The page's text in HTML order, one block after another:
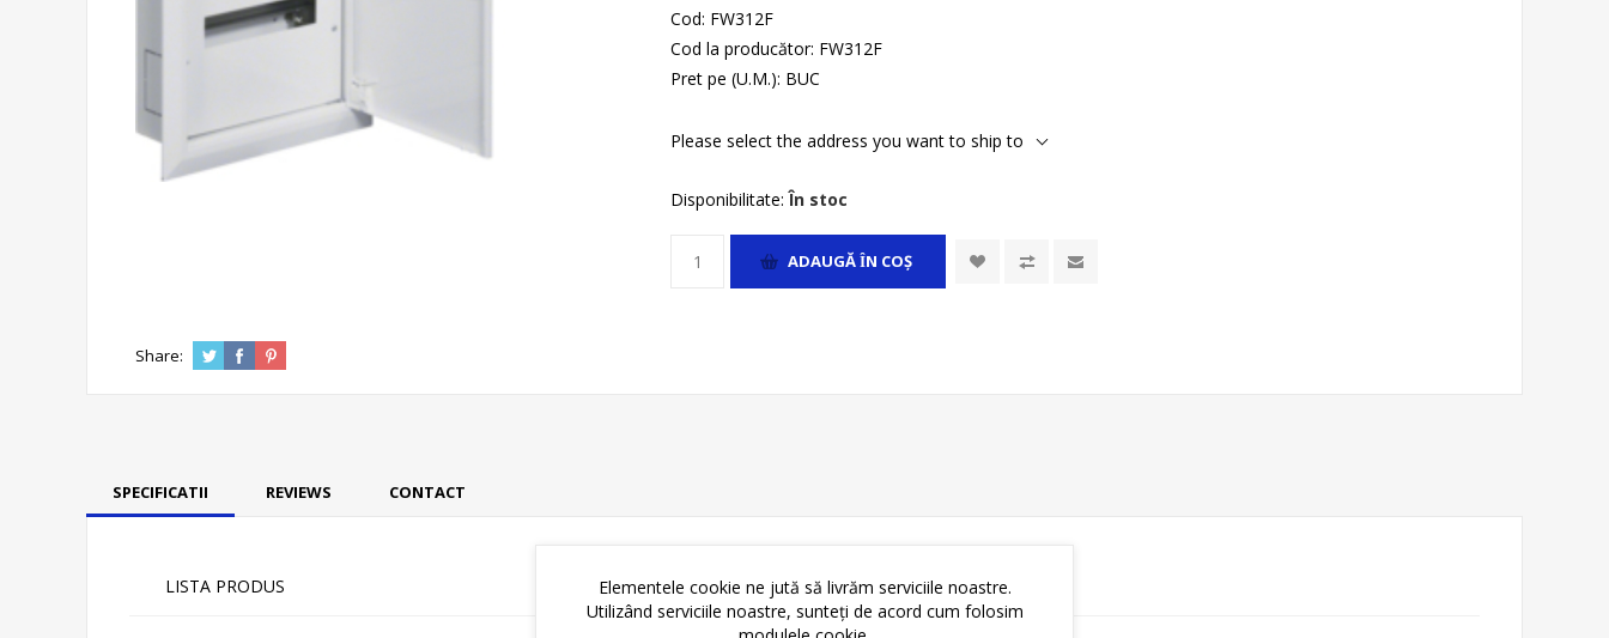
Cod: FW312F
Cod la producător: FW312F
Pret pe (U.M.): BUC
Please select the address you want to ship to
Disponibilitate: În stoc
ADAUGĂ ȊN COŞ
Share:
SPECIFICATII REVIEWS CONTACT
LISTA PRODUS
Elementele cookie ne jută să livrăm serviciile noastre.
Utilizând serviciile noastre, sunteți de acord cum folosim